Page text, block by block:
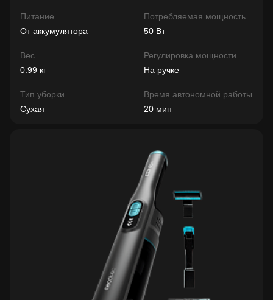
Питание
От аккумулятора
Потребляемая мощность
50 Вт
Вес
0.99 кг
Регулировка мощности
На ручке
Тип уборки
Сухая
Время автономной работы
20 мин